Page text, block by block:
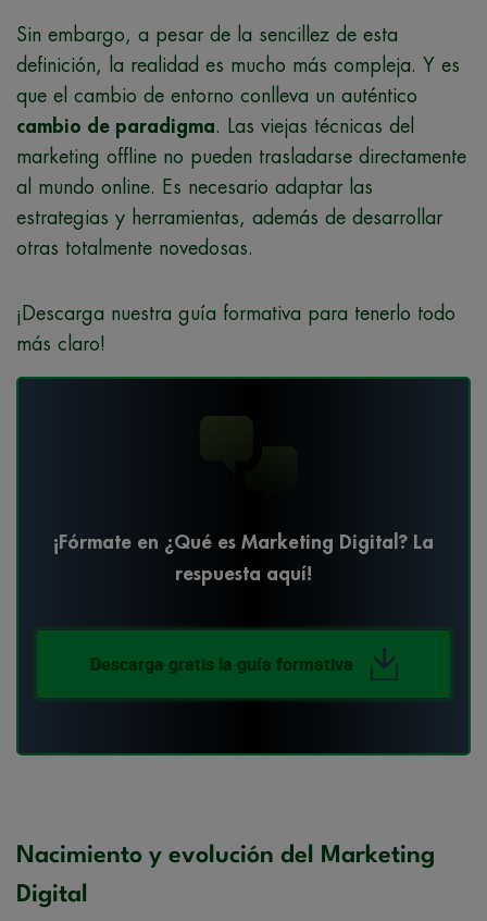
Sin embargo, a pesar de la sencillez de esta
definición, la realidad es mucho más compleja. Y es
que el cambio de entorno conlleva un auténtico
cambio de paradigma. Las viejas técnicas del
marketing offline no pueden trasladarse directamente
al mundo online. Es necesario adaptar las
estrategias y herramientas, además de desarrollar
otras totalmente novedosas.
¡Descarga nuestra guía formativa para tenerlo todo
más claro!
¡Fórmate en ¿Qué es Marketing Digital? La
respuesta aquí!
Descarga gratis la guía formativa
Nacimiento y evolución del Marketing
Digital